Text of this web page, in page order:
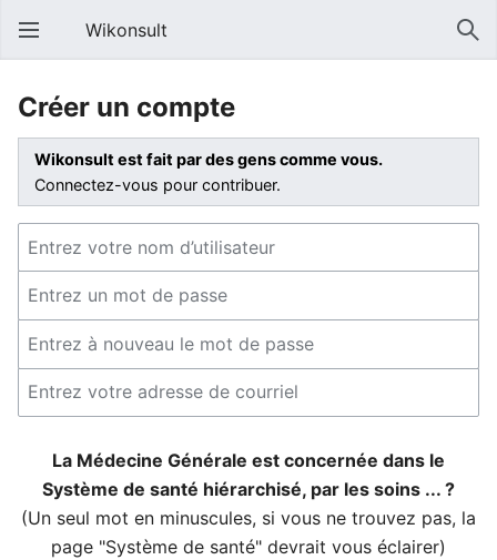
Wikonsult
Créer un compte
Wikonsult est fait par des gens comme vous.
Connectez-vous pour contribuer.
La Médecine Générale est concernée dans le
Système de santé hiérarchisé, par les soins ... ?
(Un seul mot en minuscules, si vous ne trouvez pas, la
page "Système de santé" devrait vous éclairer)